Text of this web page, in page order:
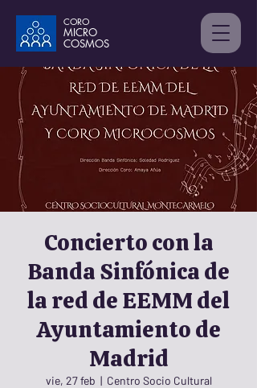
CORO
MICRO
COSMOS
Concierto con la
Banda Sinfónica de
la red de EEMM del
Ayuntamiento de
Madrid
vie, 27 feb
  |
Centro Socio Cultural